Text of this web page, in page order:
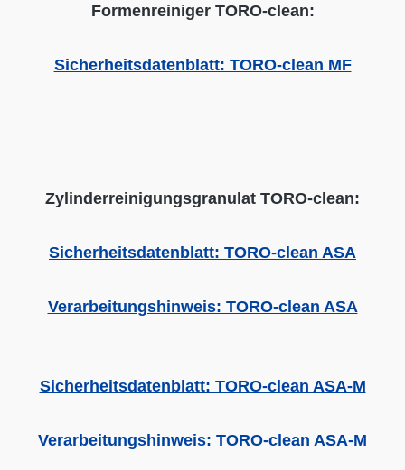
Formenreiniger TORO-clean:
Sicherheitsdatenblatt: TORO-clean MF
Zylinderreinigungsgranulat TORO-clean:
Sicherheitsdatenblatt: TORO-clean ASA
Verarbeitungshinweis: TORO-clean ASA
Sicherheitsdatenblatt: TORO-clean ASA-M
Verarbeitungshinweis: TORO-clean ASA-M